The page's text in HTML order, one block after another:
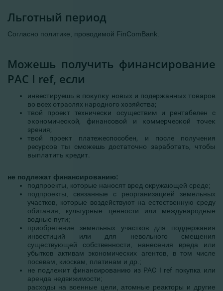
Льготный период
Согласно политике, проводимой FinComBank.
Можешь получить финансирование
PAC I ref, если
инвестируешь в покупку новых и подержанных товаров
во всех отраслях народного хозяйства;
твой проект технически осуществим и рентабелен с
экономической, финансовой и коммерческой точек
зрения;
твой проект платежеспособен, и после получения
ресурсов ты сможешь достаточно заработать, чтобы
выплатить кредит.
не подлежат финансированию:
подпроекты, которые наносят вред окружающей среде;
подпроекты, связанные с реорганизацией земельных
участков, которые воздействуют на естественную среду
обитания, культурные ценности или международные
водные пути;
приобретение земельных участков для поддержания
инвестиций или для невольного смещения
существующей собственности, нанесения вреда или
убытков активам экономических агентов, в том числе
посевам, киоскам, платинам и др.;
не подлежит финансированию из PAC I ref покупка или
аренда недвижимости;
расходы на военные цели, атомные реакторы и другие